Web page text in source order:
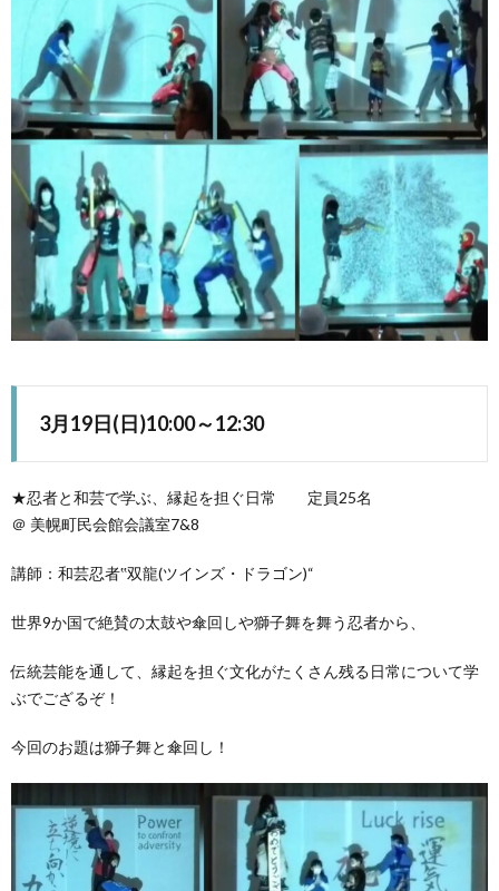
3月19日(日)10:00～12:30
★忍者と和芸で学ぶ、縁起を担ぐ日常 定員25名
＠ 美幌町民会館会議室7&8
講師：和芸忍者‟双龍(ツインズ・ドラゴン)“
世界9か国で絶賛の太鼓や傘回しや獅子舞を舞う忍者から、
伝統芸能を通して、縁起を担ぐ文化がたくさん残る日常について学
ぶでござるぞ！
今回のお題は獅子舞と傘回し！